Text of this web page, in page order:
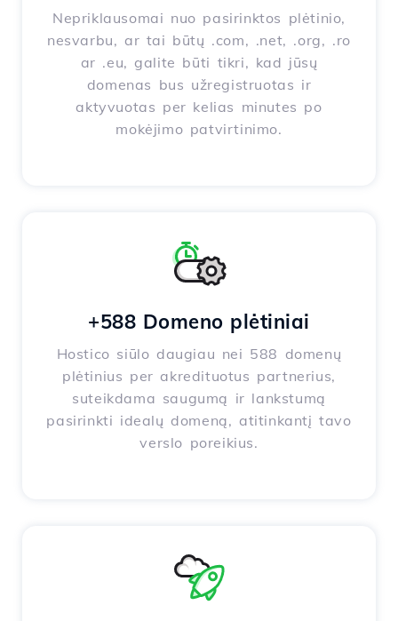
Nepriklausomai nuo pasirinktos plėtinio,
nesvarbu, ar tai būtų .com, .net, .org, .ro
ar .eu, galite būti tikri, kad jūsų
domenas bus užregistruotas ir
aktyvuotas per kelias minutes po
mokėjimo patvirtinimo.
+588 Domeno plėtiniai
Hostico siūlo daugiau nei 588 domenų
plėtinius per akredituotus partnerius,
suteikdama saugumą ir lankstumą
pasirinkti idealų domeną, atitinkantį tavo
verslo poreikius.